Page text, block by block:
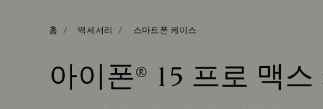
홈 액세서리 스마트폰 케이스
아이폰® 15 프로 맥